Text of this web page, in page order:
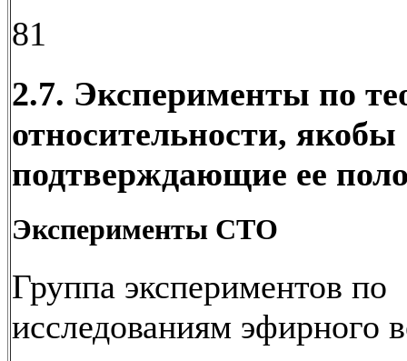
81
2.7. Эксперименты по
относительности, якобы
подтверждающие ее
Эксперименты СТО
Группа экспериментов по
исследованиям эфирного